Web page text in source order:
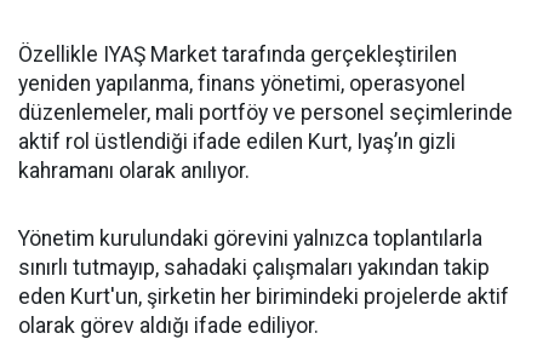
Özellikle IYAŞ Market tarafında gerçekleştirilen
yeniden yapılanma, finans yönetimi, operasyonel
düzenlemeler, mali portföy ve personel seçimlerinde
aktif rol üstlendiği ifade edilen Kurt, Iyaş’ın gizli
kahramanı olarak anılıyor.
Yönetim kurulundaki görevini yalnızca toplantılarla
sınırlı tutmayıp, sahadaki çalışmaları yakından takip
eden Kurt'un, şirketin her birimindeki projelerde aktif
olarak görev aldığı ifade ediliyor.